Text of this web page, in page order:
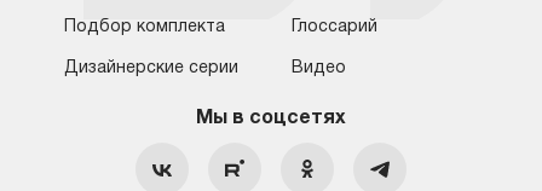
Москва
Москва
Краснодар
8 (800) 555-17-98 8 (495) 646-09-31
hello@asko-shop.ru
Подбор комплекта
Дизайнерские серии
Глоссарий
Видео
Мы в соцсетях